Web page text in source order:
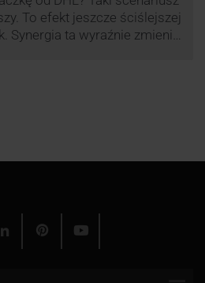
To efekt jeszcze ściślejszej
Synergia ta wyraźnie zmienia